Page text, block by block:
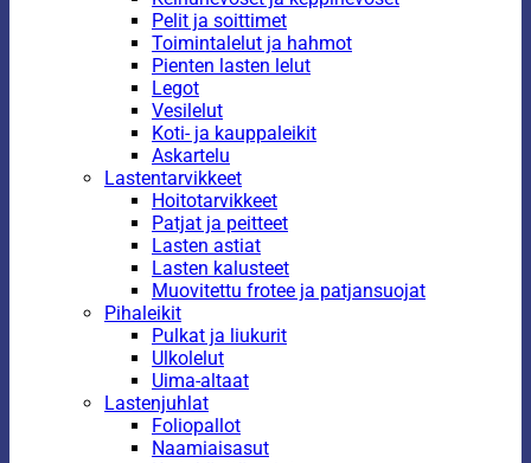
Pelit ja soittimet
Toimintalelut ja hahmot
Pienten lasten lelut
Legot
Vesilelut
Koti- ja kauppaleikit
Askartelu
Lastentarvikkeet
Hoitotarvikkeet
Patjat ja peitteet
Lasten astiat
Lasten kalusteet
Muovitettu frotee ja patjansuojat
Pihaleikit
Pulkat ja liukurit
Ulkolelut
Uima-altaat
Lastenjuhlat
Foliopallot
Naamiaisasut